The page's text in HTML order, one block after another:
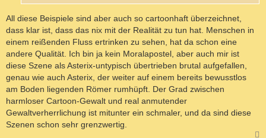
All diese Beispiele sind aber auch so cartoonhaft überzeichnet,
dass klar ist, dass das nix mit der Realität zu tun hat. Menschen in
einem reißenden Fluss ertrinken zu sehen, hat da schon eine
andere Qualität. Ich bin ja kein Moralapostel, aber auch mir ist
diese Szene als Asterix-untypisch übertrieben brutal aufgefallen,
genau wie auch Asterix, der weiter auf einem bereits bewusstlos
am Boden liegenden Römer rumhüpft. Der Grad zwischen
harmloser Cartoon-Gewalt und real anmutender
Gewaltverherrlichung ist mitunter ein schmaler, und da sind diese
Szenen schon sehr grenzwertig.